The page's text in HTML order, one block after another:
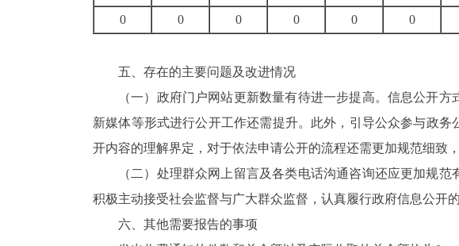
0 0 0 0 0 0
五、存在的主要问题及改进情况
（一）政府门户网站更新数量有待进一步提高。信息公开
新媒体等形式进行公开工作还需提升。此外，引导公众参与政
开内容的理解界定，对于依法申请公开的流程还需更加规范细致
（二）处理群众网上留言及各类电话沟通咨询还应更加规
积极主动接受社会监督与广大群众监督，认真履行政府信息公开的
六、其他需要报告的事项